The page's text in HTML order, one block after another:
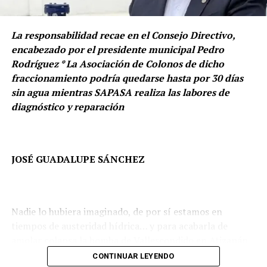
Kahlo, el histórico Acueducto, un águila y un tigre,
convirtiendo los espacios comunes en puntos de
encuentro y expresión cultural.
medición anterior.
Este resultado ubica a Naucalpan entre los municipios
que registraron una reducción significativa en la
percepción de inseguridad durante el periodo de
referencia y representa su nivel más bajo en los últimos
años, de acuerdo con la serie histórica de la ENSU.
La responsabilidad recae en el Consejo Directivo,
encabezado por el presidente municipal Pedro
Rodríguez * La Asociación de Colonos de dicho
fraccionamiento podría quedarse hasta por 30 días
sin agua mientras SAPASA realiza las labores de
diagnóstico y reparación
JOSÉ GUADALUPE SÁNCHEZ
Nadie lo hubiera imaginado, de por sí estamos en
CONTINUAR LEYENDO